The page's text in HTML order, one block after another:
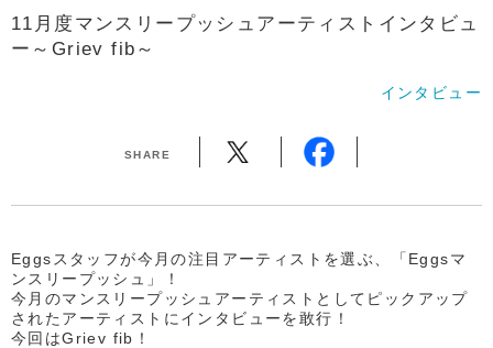
11月度マンスリープッシュアーティストインタビュ
ー～Griev fib～
インタビュー
SHARE
Eggsスタッフが今月の注目アーティストを選ぶ、「Eggsマ
ンスリープッシュ」！
今月のマンスリープッシュアーティストとしてピックアップ
されたアーティストにインタビューを敢行！
今回はGriev fib！